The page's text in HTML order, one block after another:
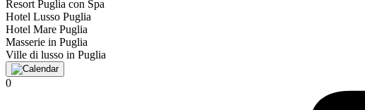
Resort Puglia con Spa
Hotel Lusso Puglia
Hotel Mare Puglia
Masserie in Puglia
Ville di lusso in Puglia
0